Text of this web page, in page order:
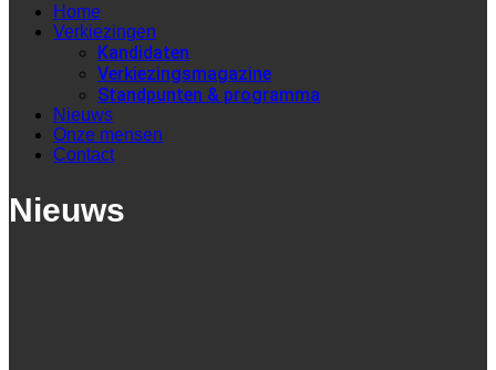
Home
Verkiezingen
Kandidaten
Verkiezingsmagazine
Standpunten & programma
Nieuws
Onze mensen
Contact
Nieuws